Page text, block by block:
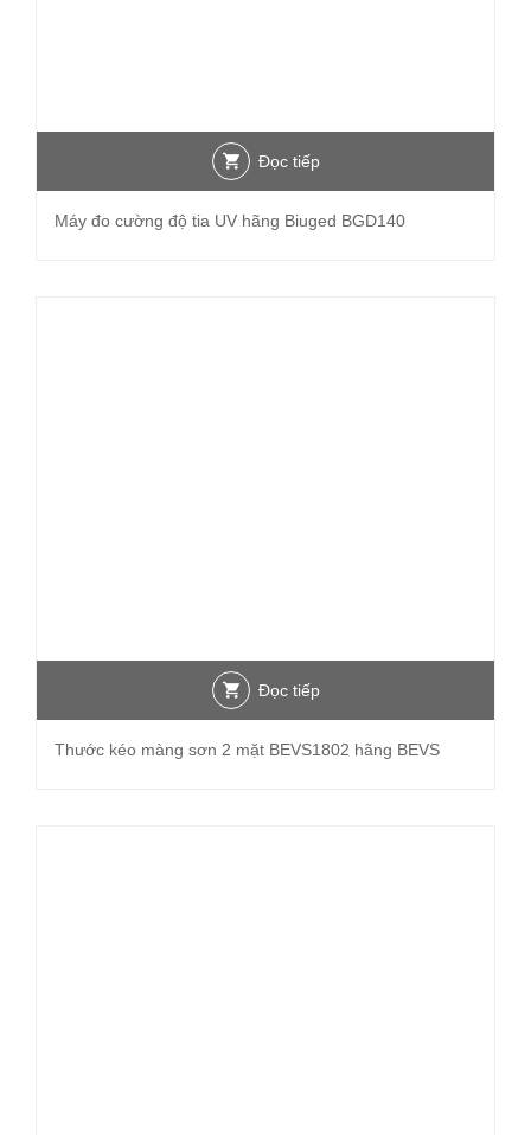
Đọc tiếp
Máy đo cường độ tia UV hãng Biuged BGD140
Đọc tiếp
Thước kéo màng sơn 2 mặt BEVS1802 hãng BEVS